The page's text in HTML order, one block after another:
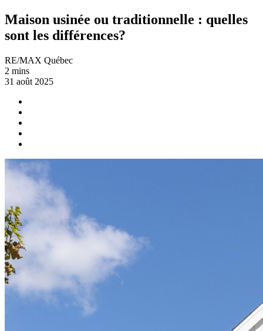
Maison usinée ou traditionnelle : quelles
sont les différences?
RE/MAX Québec
2 mins
31 août 2025